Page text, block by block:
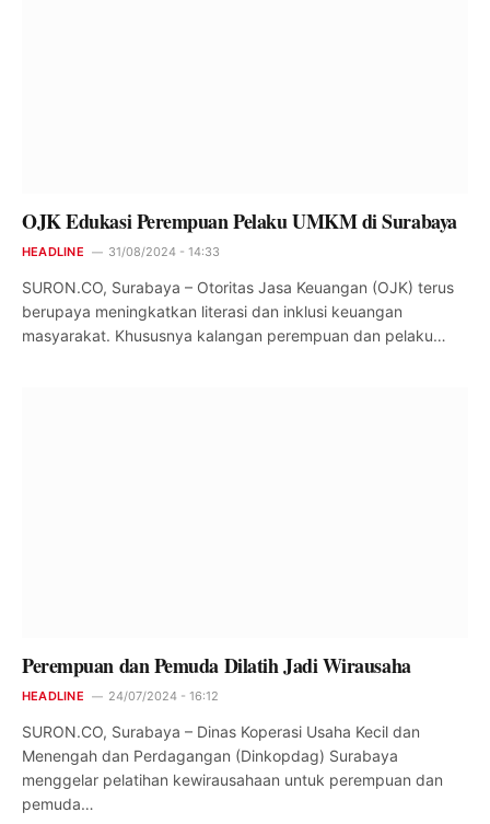
OJK Edukasi Perempuan Pelaku UMKM di Surabaya
HEADLINE 31/08/2024 - 14:33
SURON.CO, Surabaya – Otoritas Jasa Keuangan (OJK) terus
berupaya meningkatkan literasi dan inklusi keuangan
masyarakat. Khususnya kalangan perempuan dan pelaku…
Perempuan dan Pemuda Dilatih Jadi Wirausaha
HEADLINE 24/07/2024 - 16:12
SURON.CO, Surabaya – Dinas Koperasi Usaha Kecil dan
Menengah dan Perdagangan (Dinkopdag) Surabaya
menggelar pelatihan kewirausahaan untuk perempuan dan
pemuda…